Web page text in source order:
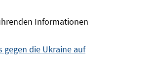
Informationen
gegen die Ukraine auf